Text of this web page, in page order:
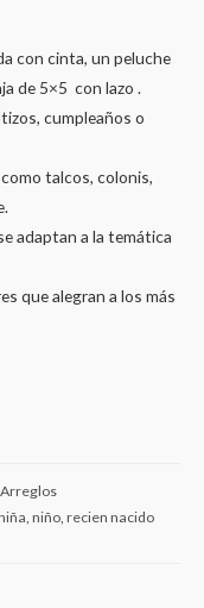
con cinta, un peluche
de 5×5 con lazo .
cumpleaños o
talcos, colonis,
adaptan a la temática
que alegran a los más
, niño, recien nacido